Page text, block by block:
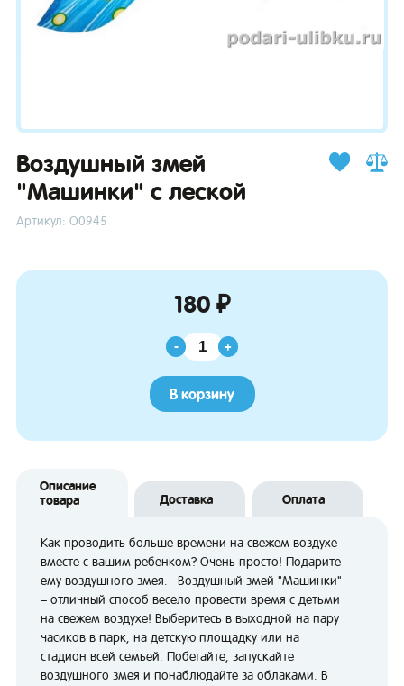
Воздушный змей
"Машинки" с леской
Артикул: О0945
180 ₽
- +
В корзину
Описание
товара
Доставка Оплата
Как проводить больше времени на свежем воздухе
вместе с вашим ребенком? Очень просто! Подарите
ему воздушного змея. Воздушный змей "Машинки"
– отличный способ весело провести время с детьми
на свежем воздухе! Выберитесь в выходной на пару
часиков в парк, на детскую площадку или на
стадион всей семьей. Побегайте, запускайте
воздушного змея и понаблюдайте за облаками. В